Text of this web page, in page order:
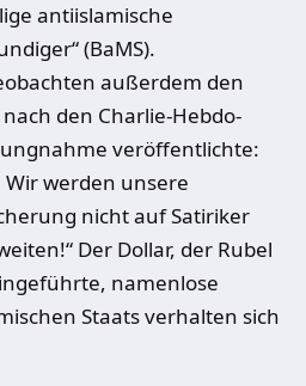
antiislamische
(BaMS).
außerdem den
den Charlie-Hebdo-
veröffentlichte:
Wir werden unsere
nicht auf Satiriker
Der Dollar, der Rubel
namenlose
Staats verhalten sich